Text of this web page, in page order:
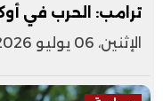
ترامب: الحرب في
الإثنين، 06 يوليو 2026 08:00 م